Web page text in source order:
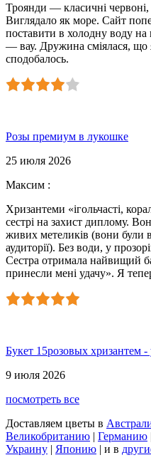
Троянди — класичні червоні,
Виглядало як море. Сайт
поставити в холодну воду на
— вау. Дружина сміялася, що
сподобалось.
Розы премиум в лукошке
25 июля 2026
Максим :
Хризантеми «ігольчасті,
сестрі на захист диплому.
живих метеликів (вони були
аудиторії). Без води, у
Сестра отримала найвищий
принесли мені удачу». Я
Букет 15розовых хризантем -
9 июля 2026
посмотреть все
Доставляем цветы в
Великобританию | Германию
Украину | Японию | и в